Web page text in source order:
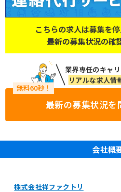
こちらの求人は募集を停
最新の募集状況の確
業界専任のキャ
リアルな求人情
最新の募集状況を
会社概
株式会社祥ファクトリ